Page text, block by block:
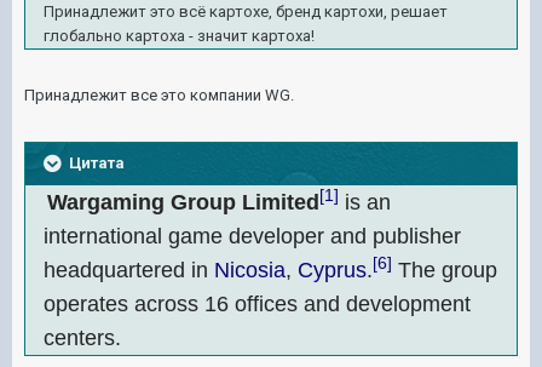
Принадлежит это всё картохе, бренд картохи, решает
глобально картоха - значит картоха!
Принадлежит все это компании WG.
Цитата
Wargaming Group Limited[1] is an
international game developer and publisher
headquartered in Nicosia, Cyprus.[6] The group
operates across 16 offices and development
centers.